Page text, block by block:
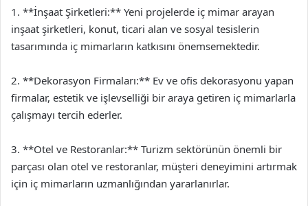
1. **İnşaat Şirketleri:** Yeni projelerde iç mimar arayan
inşaat şirketleri, konut, ticari alan ve sosyal tesislerin
tasarımında iç mimarların katkısını önemsemektedir.
2. **Dekorasyon Firmaları:** Ev ve ofis dekorasyonu yapan
firmalar, estetik ve işlevselliği bir araya getiren iç mimarlarla
çalışmayı tercih ederler.
3. **Otel ve Restoranlar:** Turizm sektörünün önemli bir
parçası olan otel ve restoranlar, müşteri deneyimini artırmak
için iç mimarların uzmanlığından yararlanırlar.